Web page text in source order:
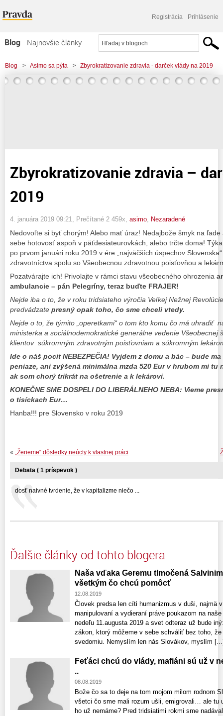
Registrácia Prihlásenie
Blog
Najnovšie články
Najčítanejšie články
Najkomentovanejšie články
Blog > Asimo sa pýta > Zbyrokratizovanie zdravia - darček vlády na 2019
Zbyrokratizovanie zdravia –
2019
4. januára 2019 09:21 , Prečítané 2 459x, asimo Nezaradené
Nedovoľte si byť chorým! Alebo mať úraz! Nedajbože šmyk na
sebe hotovosť aspoň v päťdesiateurovkách, alebo trčte doma!
po prvom januári roku 2019 v ére „najväčších úspechov
zdravotníctva spolu so Všeobecnou zdravotnou poisťovňou a
Pozatvárajte ich! Privolajte v rámci stavu všeobecného ohrozenia
ambulancie – pán Pelegríny, teraz buďte FRAJER!
Nejde iba o to, že v roku tridsiateho výročia Veľkej Nežnej
predvádzate presný opak toho, čo sme chceli vtedy.
Nejde o to, že týmito „operetkami“ o tom kto komu čo má uhradiť
ministerka a sociálnodemokratické generálne vedenie Všeobecnej
klientov súkromným zdravotným poisťovniam a súkromným
Ide o náš pocit NEBEZPEČIA! Vyjdem z domu a bác – bude
peniaze, ani zvýšená minimálna mzda 520 Eur v hrubom mi tu
ak som chorý trikrát na ošetrenie a k lekárovi.
KONEČNE SME DOSPELI DO LIBERÁLNEHO NEBA: Vieme
o tisíckach Eur…
Hanba!!! pre Slovensko v roku 2019
« „Žerieme“ dôsledky neúcty k vlastnej práci
Debata ( 1 príspevok )
dosť naivné tvrdenie, že v kapitalizme niečo ...
Ďalšie články od tohto blogera
Naša vďaka Geremu tlmočená
všetkým čo chcú pomôcť
12.08.2019
Človek predsa len cíti humanizmus v duši, najmä
manipulovaní a vydieraní práve poukazom na
nedeľu 11.augusta 2019 a svet odteraz už bude
zákon, ktorý môžeme v sebe schváliť bez toho,
svedomiu. Nemyslím len nás Slovákov, myslím
Feťáci chcú do vlády, mafiáni sú už v
..
08.08.2019
Bože čo sa to deje na tom mojom milom rodnom
všetci čo sme mali rozum ušli, emigrovali… ale tu
ho už nemáme? Pred tridsiatimi rokmi sme